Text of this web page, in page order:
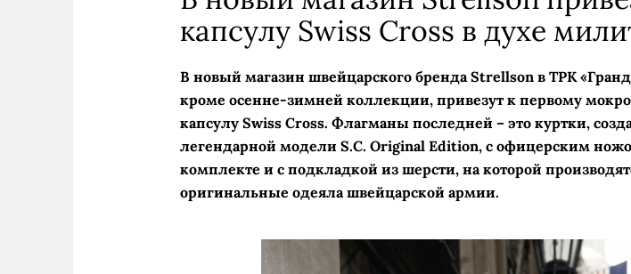
капсулу Swiss Cross в духе
В новый магазин швейцарского бренда Strellson в ТРК
кроме осенне-зимней коллекции, привезут к первому
капсулу Swiss Cross. Флагманы последней – это куртки,
легендарной модели S.С. Original Edition, с офицерским
комплекте и с подкладкой из шерсти, на которой
оригинальные одеяла швейцарской армии.